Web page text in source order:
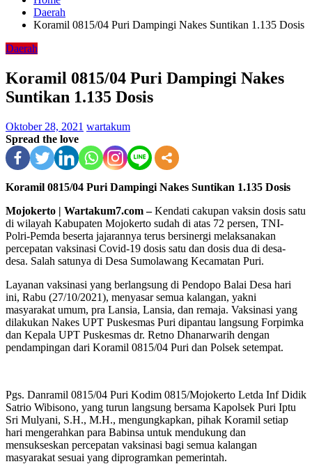
Daerah
Koramil 0815/04 Puri Dampingi Nakes Suntikan 1.135 Dosis
Daerah
Koramil 0815/04 Puri Dampingi Nakes
Suntikan 1.135 Dosis
Oktober 28, 2021 wartakum
Spread the love
Koramil 0815/04 Puri Dampingi Nakes Suntikan 1.135 Dosis
Mojokerto | Wartakum7.com –Kendati cakupan vaksin dosis satu
di wilayah Kabupaten Mojokerto sudah di atas 72 persen, TNI-
Polri-Pemda beserta jajarannya terus bersinergi melaksanakan
percepatan vaksinasi Covid-19 dosis satu dan dosis dua di desa-
desa. Salah satunya di Desa Sumolawang Kecamatan Puri.
Layanan vaksinasi yang berlangsung di Pendopo Balai Desa hari
ini, Rabu (27/10/2021), menyasar semua kalangan, yakni
masyarakat umum, pra Lansia, Lansia, dan remaja. Vaksinasi yang
dilakukan Nakes UPT Puskesmas Puri dipantau langsung Forpimka
dan Kepala UPT Puskesmas dr. Retno Dhanarwarih dengan
pendampingan dari Koramil 0815/04 Puri dan Polsek setempat.
Pgs. Danramil 0815/04 Puri Kodim 0815/Mojokerto Letda Inf Didik
Satrio Wibisono, yang turun langsung bersama Kapolsek Puri Iptu
Sri Mulyani, S.H., M.H., mengungkapkan, pihak Koramil setiap
hari mengerahkan para Babinsa untuk mendukung dan
mensukseskan percepatan vaksinasi bagi semua kalangan
masyarakat sesuai yang diprogramkan pemerintah.